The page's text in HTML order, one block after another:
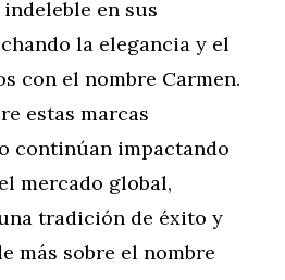
en sus
la elegancia y el
con el nombre Carmen.
estas marcas
continúan impactando
mercado global,
tradición de éxito y
más sobre el nombre